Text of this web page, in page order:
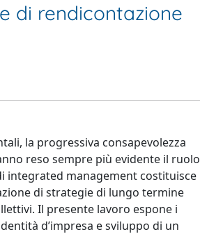
di rendicontazione
la progressiva consapevolezza
reso sempre più evidente il ruolo
integrated management costituisce
di strategie di lungo termine
Il presente lavoro espone i
d’impresa e sviluppo di un